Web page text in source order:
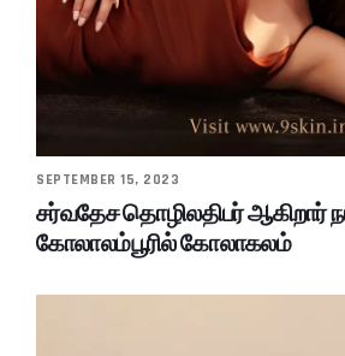
SEPTEMBER 15, 2023
சர்வதேச தொழிலதிபர் ஆகிறார்
கோலாலம்பூரில் கோலாகலம்